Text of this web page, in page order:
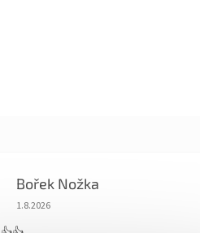
Bořek Nožka
Hodnocení obchodu je 5 z 5 hvězdiček.
1.8.2026